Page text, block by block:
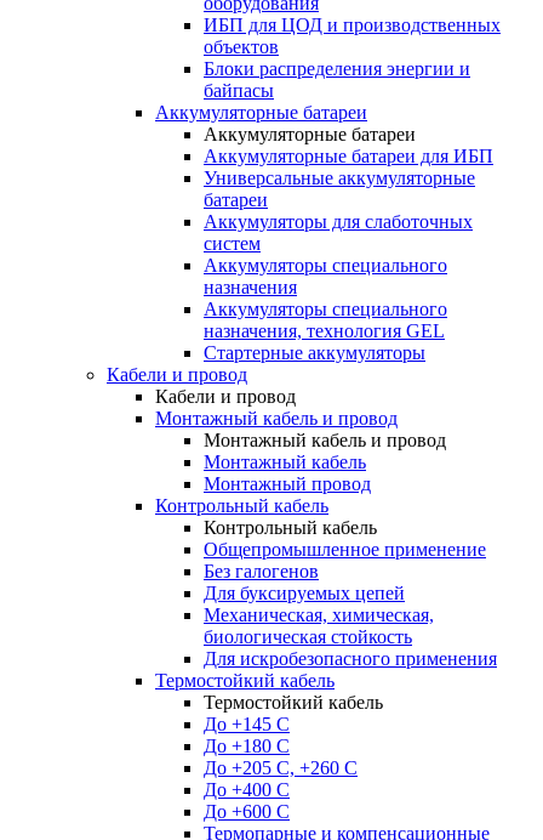
ИБП для ЦОД и производственных
объектов
Блоки распределения энергии и
байпасы
Аккумуляторные батареи
Аккумуляторные батареи
Аккумуляторные батареи для ИБП
Универсальные аккумуляторные
батареи
Аккумуляторы для слаботочных
систем
Аккумуляторы специального
назначения
Аккумуляторы специального
назначения, технология GEL
Стартерные аккумуляторы
Кабели и провод
Кабели и провод
Монтажный кабель и провод
Монтажный кабель и провод
Монтажный кабель
Монтажный провод
Контрольный кабель
Контрольный кабель
Общепромышленное применение
Без галогенов
Для буксируемых цепей
Механическая, химическая,
биологическая стойкость
Для искробезопасного применения
Термостойкий кабель
Термостойкий кабель
До +145 С
До +180 C
До +205 С, +260 С
До +400 C
До +600 С
Термопарные и компенсационные